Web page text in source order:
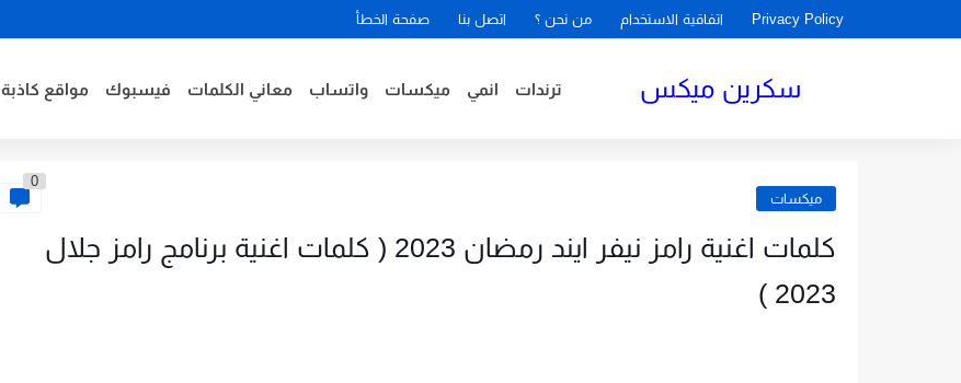
Privacy Policy اتفاقية الاستخدام من نحن ؟ اتصل بنا صفحة الخطأ
سكرين ميكس ترندات انمي ميكسات واتساب معاني الكلمات فيسبوك مواقع كاذبة
ميكسات
0
كلمات اغنية رامز نيفر ايند رمضان 2023 ( كلمات اغنية برنامج رامز جلال
2023 )